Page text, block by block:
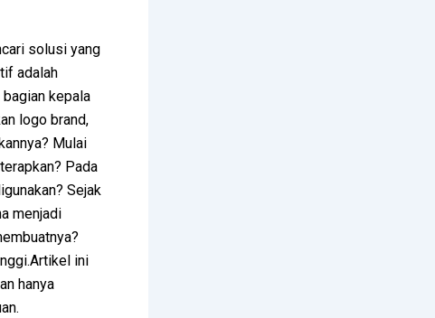
solusi yang
adalah
kepala
logo brand,
Mulai
Pada
Sejak
menjadi
ini
hanya